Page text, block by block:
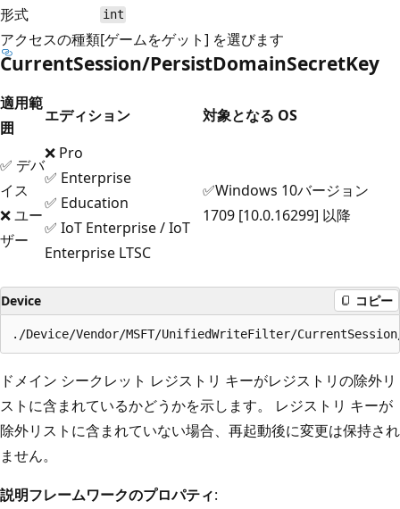
形式
int
アクセスの種類[ゲームをゲット] を選びます
CurrentSession/PersistDomainSecretKey
適用範
囲
エディション 対象となる OS
✅ デバ
イス
❌ ユー
ザー
❌ Pro
✅ Enterprise
✅ Education
✅ IoT Enterprise / IoT
Enterprise LTSC
✅Windows 10バージョン
1709 [10.0.16299] 以降
Device コピー
ドメイン シークレット レジストリ キーがレジストリの除外リ
ストに含まれているかどうかを示します。 レジストリ キーが
除外リストに含まれていない場合、再起動後に変更は保持され
ません。
説明フレームワークのプロパティ: